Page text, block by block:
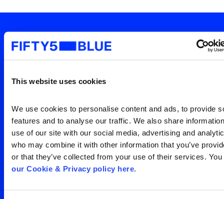
This website uses cookies
We use cookies to personalise content and ads, to provide
features and to analyse our traffic. We also share
use of our site with our social media, advertising and
who may combine it with other information that you’ve
or that they’ve collected from your use of their services.
our Cookie & Privacy policy here.
Sua janela para o que o
mundo está vendo
visão clara da sua
audiência
Entre em contato